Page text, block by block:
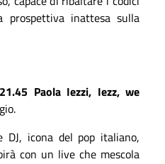
inattesa sulla
Paola Iezzi, Iezz, we
DJ, icona del pop italiano,
con un live che mescola